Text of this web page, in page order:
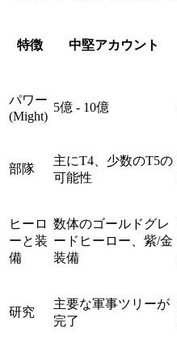
特徴 中堅アカウント
パワー
(Might)
5億 - 10億
部隊
主にT4、少数のT5の
可能性
ヒーロ
ーと装
備
数体のゴールドグレ
ードヒーロー、紫/金
装備
研究
主要な軍事ツリーが
完了